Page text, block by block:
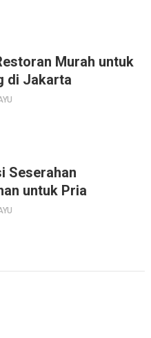
Murah untuk
di Jakarta
Seserahan
untuk Pria